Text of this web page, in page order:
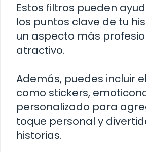
Estos filtros pueden
los puntos clave de tu
un aspecto más
atractivo.
Además, puedes incluir
como stickers,
personalizado para
toque personal y
historias.